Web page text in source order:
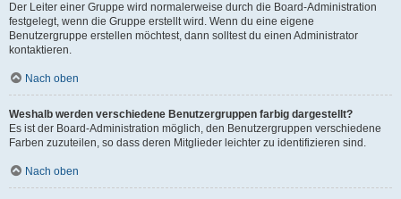
Der Leiter einer Gruppe wird normalerweise durch die Board-Administration
festgelegt, wenn die Gruppe erstellt wird. Wenn du eine eigene
Benutzergruppe erstellen möchtest, dann solltest du einen Administrator
kontaktieren.
Nach oben
Weshalb werden verschiedene Benutzergruppen farbig dargestellt?
Es ist der Board-Administration möglich, den Benutzergruppen verschiedene
Farben zuzuteilen, so dass deren Mitglieder leichter zu identifizieren sind.
Nach oben